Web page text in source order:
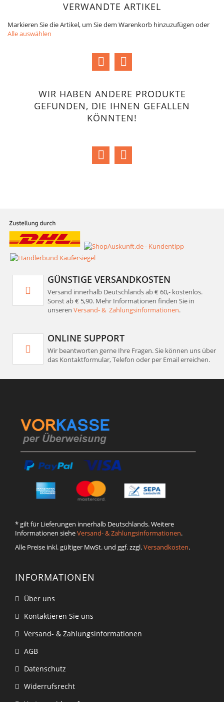
VERWANDTE ARTIKEL
Markieren Sie die Artikel, um Sie dem Warenkorb hinzuzufügen oder
Alle auswählen
WIR HABEN ANDERE PRODUKTE
GEFUNDEN, DIE IHNEN GEFALLEN
KÖNNTEN!
GÜNSTIGE VERSANDKOSTEN
Versand innerhalb Deutschlands ab € 60,- kostenlos.
Sonst ab € 5,90. Mehr Informationen finden Sie in
unseren Versand- & Zahlungsinformationen.
ONLINE SUPPORT
Wir beantworten gerne Ihre Fragen. Sie können uns über
das Kontaktformular, Telefon oder per Email erreichen.
* gilt für Lieferungen innerhalb Deutschlands. Weitere
Informationen sieheVersand- & Zahlungsinformationen.
Alle Preise inkl. gültiger MwSt. und ggf. zzgl.Versandkosten.
INFORMATIONEN
Über uns
Kontaktieren Sie uns
Versand- & Zahlungsinformationen
AGB
Datenschutz
Widerrufsrecht